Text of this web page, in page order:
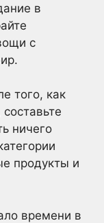
в
с
того, как
ничего
продукты и
времени в